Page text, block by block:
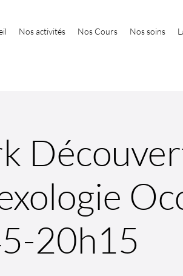
Nos activités Nos Cours Nos soins
20h15